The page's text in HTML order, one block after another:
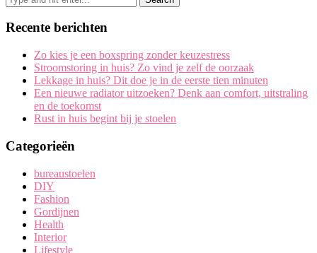
Recente berichten
Zo kies je een boxspring zonder keuzestress
Stroomstoring in huis? Zo vind je zelf de oorzaak
Lekkage in huis? Dit doe je in de eerste tien minuten
Een nieuwe radiator uitzoeken? Denk aan comfort, uitstraling
en de toekomst
Rust in huis begint bij je stoelen
Categorieën
bureaustoelen
DIY
Fashion
Gordijnen
Health
Interior
Lifestyle